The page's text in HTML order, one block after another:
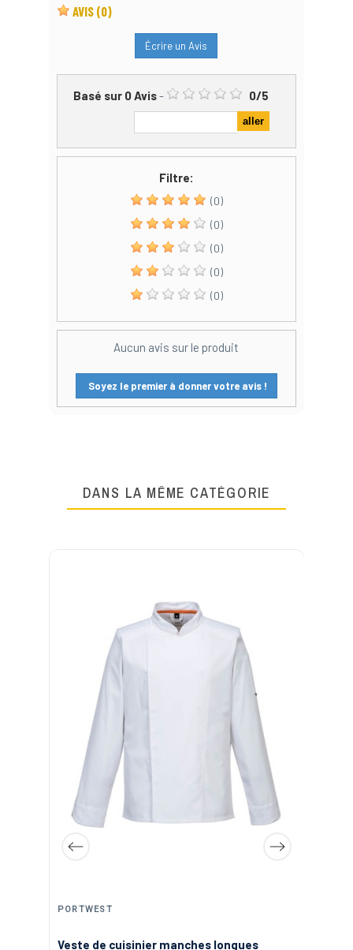
AVIS (0)
Écrire un Avis
Basé sur 0Avis- 0/5
Filtre:
(0)
(0)
(0)
(0)
(0)
Aucun avis sur le produit
Soyez le premier à donner votre avis !
DANS LA MÊME CATÉGORIE
PORTWEST
Veste de cuisinier manches longues